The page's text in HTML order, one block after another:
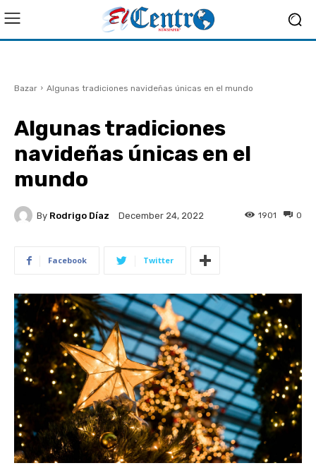
Bazar Algunas tradiciones navideñas únicas en el mundo
Algunas tradiciones
navideñas únicas en el
mundo
By Rodrigo Díaz December 24, 2022 0
1901
Facebook Twitter